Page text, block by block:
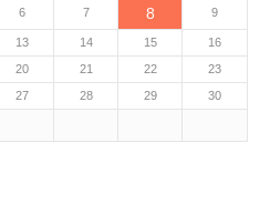
6 7 8 9
13 14 15
16
20 21 22
23
27 28 29 30